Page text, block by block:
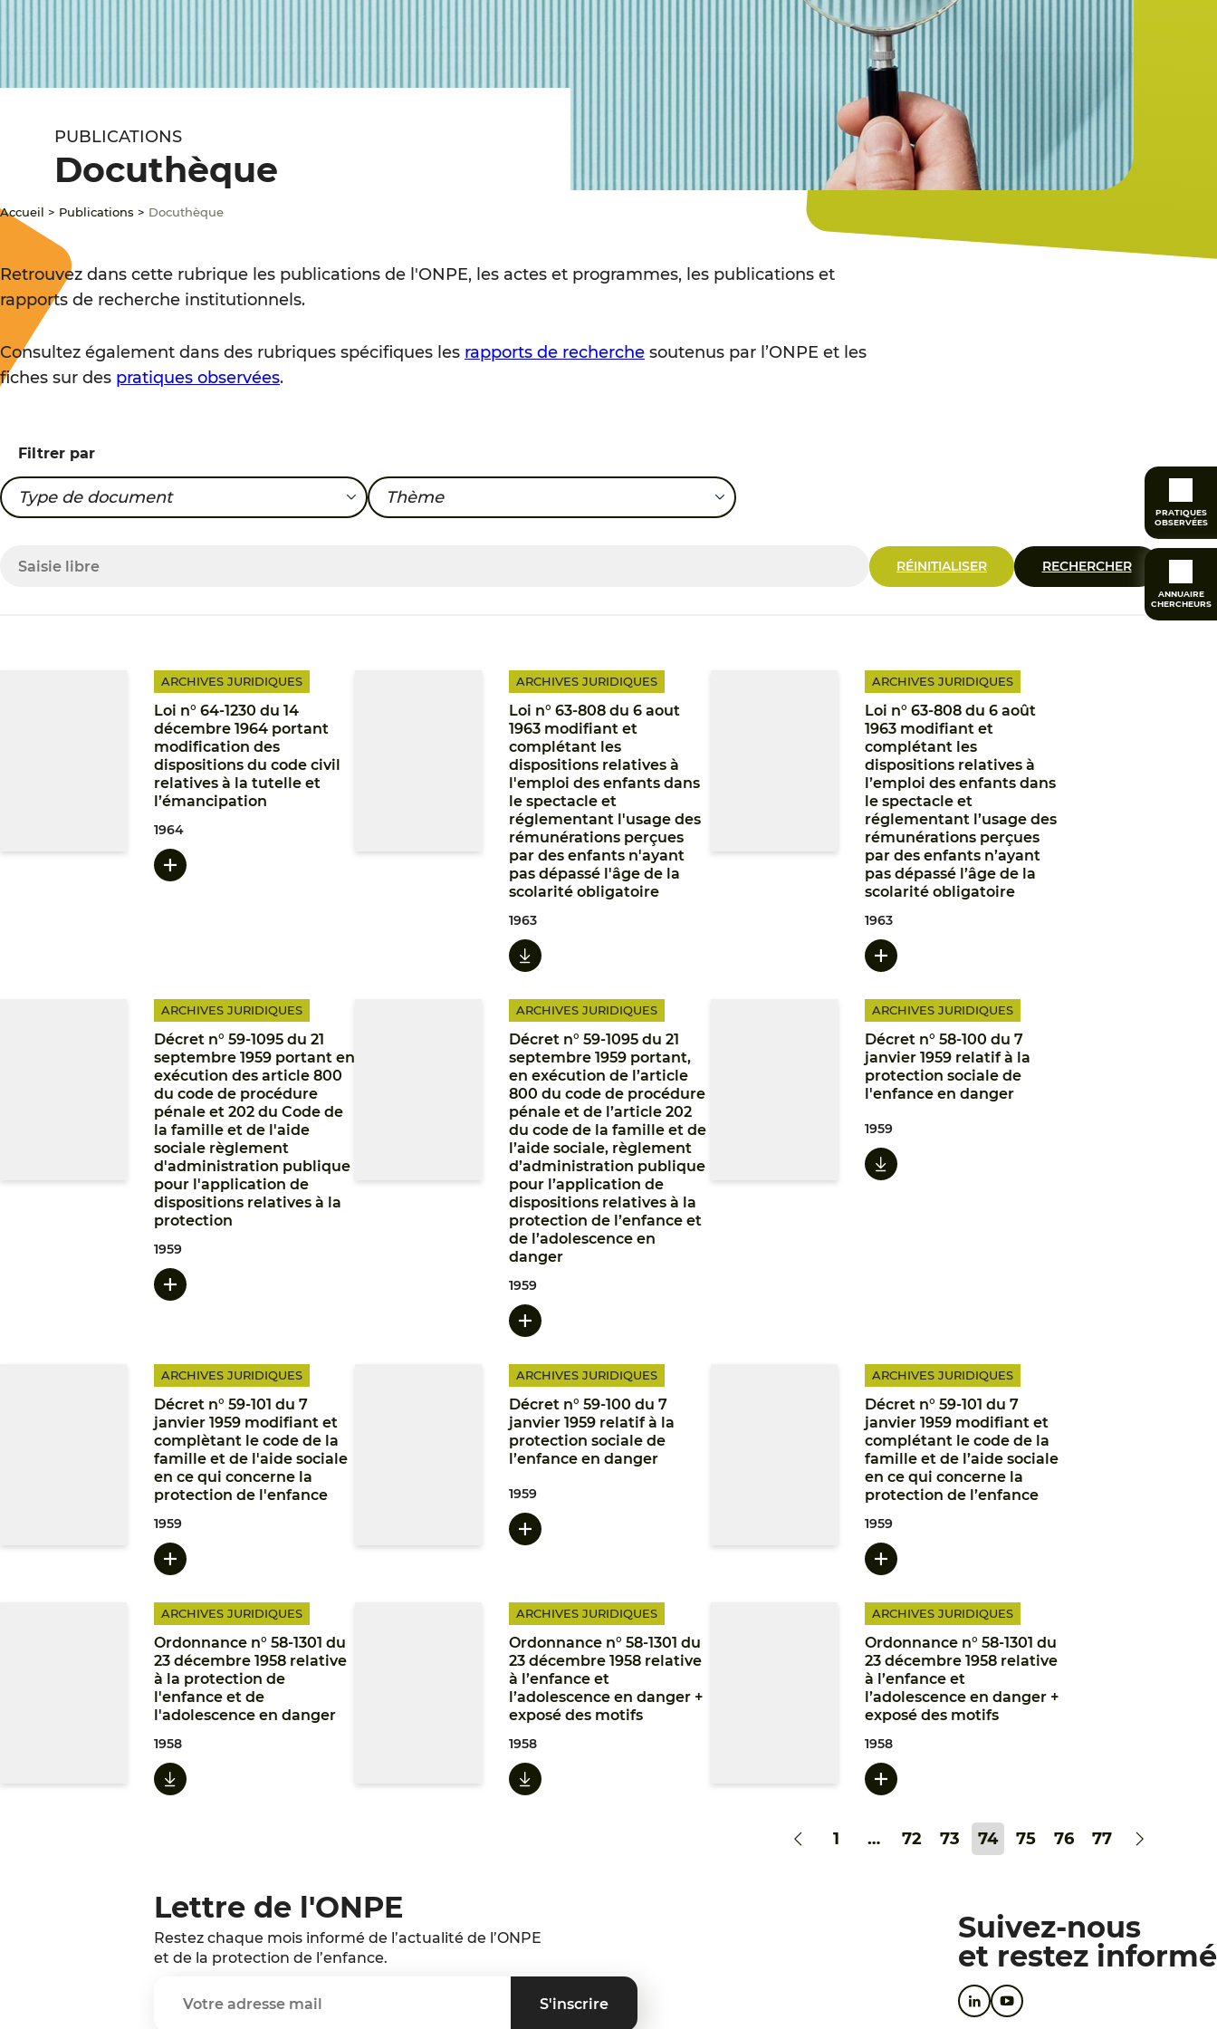
PRATIQUES
OBSERVÉES
ANNUAIRE
CHERCHEURS
PUBLICATIONS
Docuthèque
Accueil > Publications > Docuthèque
Retrouvez dans cette rubrique les publications de l'ONPE, les actes et programmes, les publications et
rapports de recherche institutionnels.
Consultez également dans des rubriques spécifiques les rapports de recherche soutenus par l’ONPE et les
fiches sur des pratiques observées.
Filtrer par
Actes et programmes
Type de document
Adoption et accès aux origines personnelles
Thème
RÉINITIALISER RECHERCHER
ARCHIVES JURIDIQUES
Loi n° 64-1230 du 14
décembre 1964 portant
modification des
dispositions du code civil
relatives à la tutelle et
l’émancipation
1964
ARCHIVES JURIDIQUES
Loi n° 63-808 du 6 aout
1963 modifiant et
complétant les
dispositions relatives à
l'emploi des enfants dans
le spectacle et
réglementant l'usage des
rémunérations perçues
par des enfants n'ayant
pas dépassé l'âge de la
scolarité obligatoire
1963
ARCHIVES JURIDIQUES
Loi n° 63-808 du 6 août
1963 modifiant et
complétant les
dispositions relatives à
l’emploi des enfants dans
le spectacle et
réglementant l’usage des
rémunérations perçues
par des enfants n’ayant
pas dépassé l’âge de la
scolarité obligatoire
1963
ARCHIVES JURIDIQUES
Décret n° 59-1095 du 21
septembre 1959 portant en
exécution des article 800
du code de procédure
pénale et 202 du Code de
la famille et de l'aide
sociale règlement
d'administration publique
pour l'application de
dispositions relatives à la
protection
1959
ARCHIVES JURIDIQUES
Décret n° 59-1095 du 21
septembre 1959 portant,
en exécution de l’article
800 du code de procédure
pénale et de l’article 202
du code de la famille et de
l’aide sociale, règlement
d’administration publique
pour l’application de
dispositions relatives à la
protection de l’enfance et
de l’adolescence en
danger
1959
ARCHIVES JURIDIQUES
Décret n° 58-100 du 7
janvier 1959 relatif à la
protection sociale de
l'enfance en danger
1959
ARCHIVES JURIDIQUES
Décret n° 59-101 du 7
janvier 1959 modifiant et
complètant le code de la
famille et de l'aide sociale
en ce qui concerne la
protection de l'enfance
1959
ARCHIVES JURIDIQUES
Décret n° 59-100 du 7
janvier 1959 relatif à la
protection sociale de
l’enfance en danger
1959
ARCHIVES JURIDIQUES
Décret n° 59-101 du 7
janvier 1959 modifiant et
complétant le code de la
famille et de l’aide sociale
en ce qui concerne la
protection de l’enfance
1959
ARCHIVES JURIDIQUES
Ordonnance n° 58-1301 du
23 décembre 1958 relative
à la protection de
l'enfance et de
l'adolescence en danger
1958
ARCHIVES JURIDIQUES
Ordonnance n° 58-1301 du
23 décembre 1958 relative
à l’enfance et
l’adolescence en danger +
exposé des motifs
1958
ARCHIVES JURIDIQUES
Ordonnance n° 58-1301 du
23 décembre 1958 relative
à l’enfance et
l’adolescence en danger +
exposé des motifs
1958
1 … 72 73 74 75 76 77
Lettre de l'ONPE
Restez chaque mois informé de l’actualité de l’ONPE
et de la protection de l’enfance.
Suivez-nous
et restez informé